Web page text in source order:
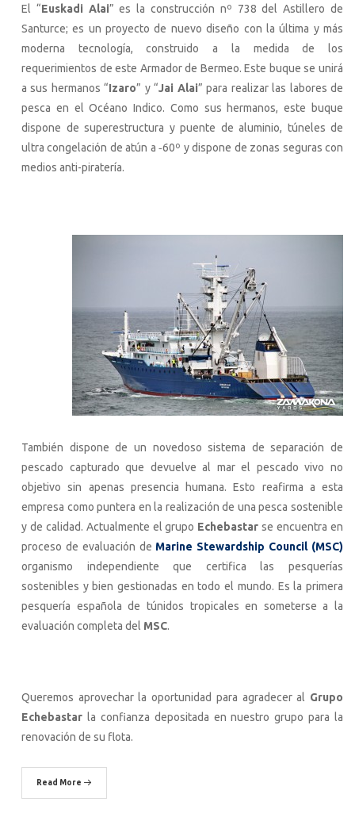
El “Euskadi Alai” es la construcción nº 738 del Astillero de
Santurce; es un proyecto de nuevo diseño con la última y más
moderna tecnología, construido a la medida de los
requerimientos de este Armador de Bermeo. Este buque se unirá
a sus hermanos “Izaro” y “Jai Alai” para realizar las labores de
pesca en el Océano Indico. Como sus hermanos, este buque
dispone de superestructura y puente de aluminio, túneles de
ultra congelación de atún a ‐60º y dispone de zonas seguras con
medios anti-piratería.
También dispone de un novedoso sistema de separación de
pescado capturado que devuelve al mar el pescado vivo no
objetivo sin apenas presencia humana. Esto reafirma a esta
empresa como puntera en la realización de una pesca sostenible
y de calidad. Actualmente el grupo Echebastar se encuentra en
proceso de evaluación de Marine Stewardship Council (MSC)
organismo independiente que certifica las pesquerías
sostenibles y bien gestionadas en todo el mundo. Es la primera
pesquería española de túnidos tropicales en someterse a la
evaluación completa del MSC.
Queremos aprovechar la oportunidad para agradecer al Grupo
Echebastar la confianza depositada en nuestro grupo para la
renovación de su flota.
Read More